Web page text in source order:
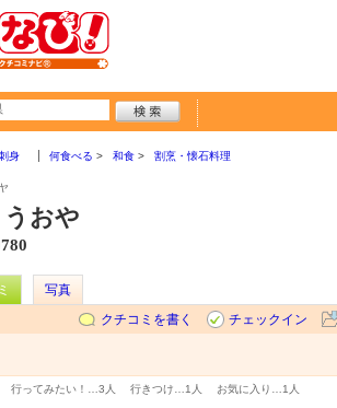
身 何食べる 和食 割烹・懐石料理
おや
写真
クチコミを書く
チェックイン
行ってみたい！… 3人 行きつけ… 1人 お気に入り… 1人